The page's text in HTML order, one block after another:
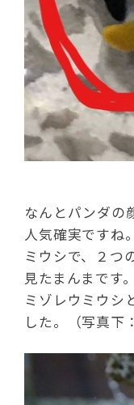
なんとパンダの
人気確実ですね
ミウシで、２つ
見たまんまです
ミゾレウミウシ
した。（写真下